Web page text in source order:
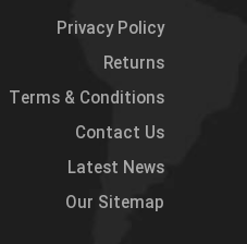
Privacy Policy
Returns
Terms & Conditions
Contact Us
Latest News
Our Sitemap